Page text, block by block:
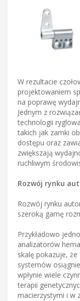
W rezultacie
projektowaniem
na poprawę
Jednym z
technologii
takich jak zamki
dostępu oraz
zwiększają
ruchliwym
Rozwój rynku
Rozwój rynku
szeroką gamę
Przykładowo
analizatorów
skalę pokazuje,
systemów
wpłynie wiele
terapii
macierzystymi i w